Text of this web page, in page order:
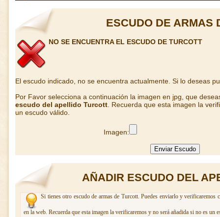
ESCUDO DE ARMAS
NO SE ENCUENTRA EL ESCUDO DE TURCOTT
El escudo indicado, no se encuentra actualmente. Si lo deseas
Por Favor selecciona a continuación la imagen en jpg, que
escudo del apellido Turcott . Recuerda que esta imagen la
un escudo válido.
Imagen:
AÑADIR ESCUDO DEL
Si tienes otro escudo de armas de Turcott. Puedes enviarlo y verificaremos
en la web. Recuerda que esta imagen la verificaremos y no será añadida si no es un